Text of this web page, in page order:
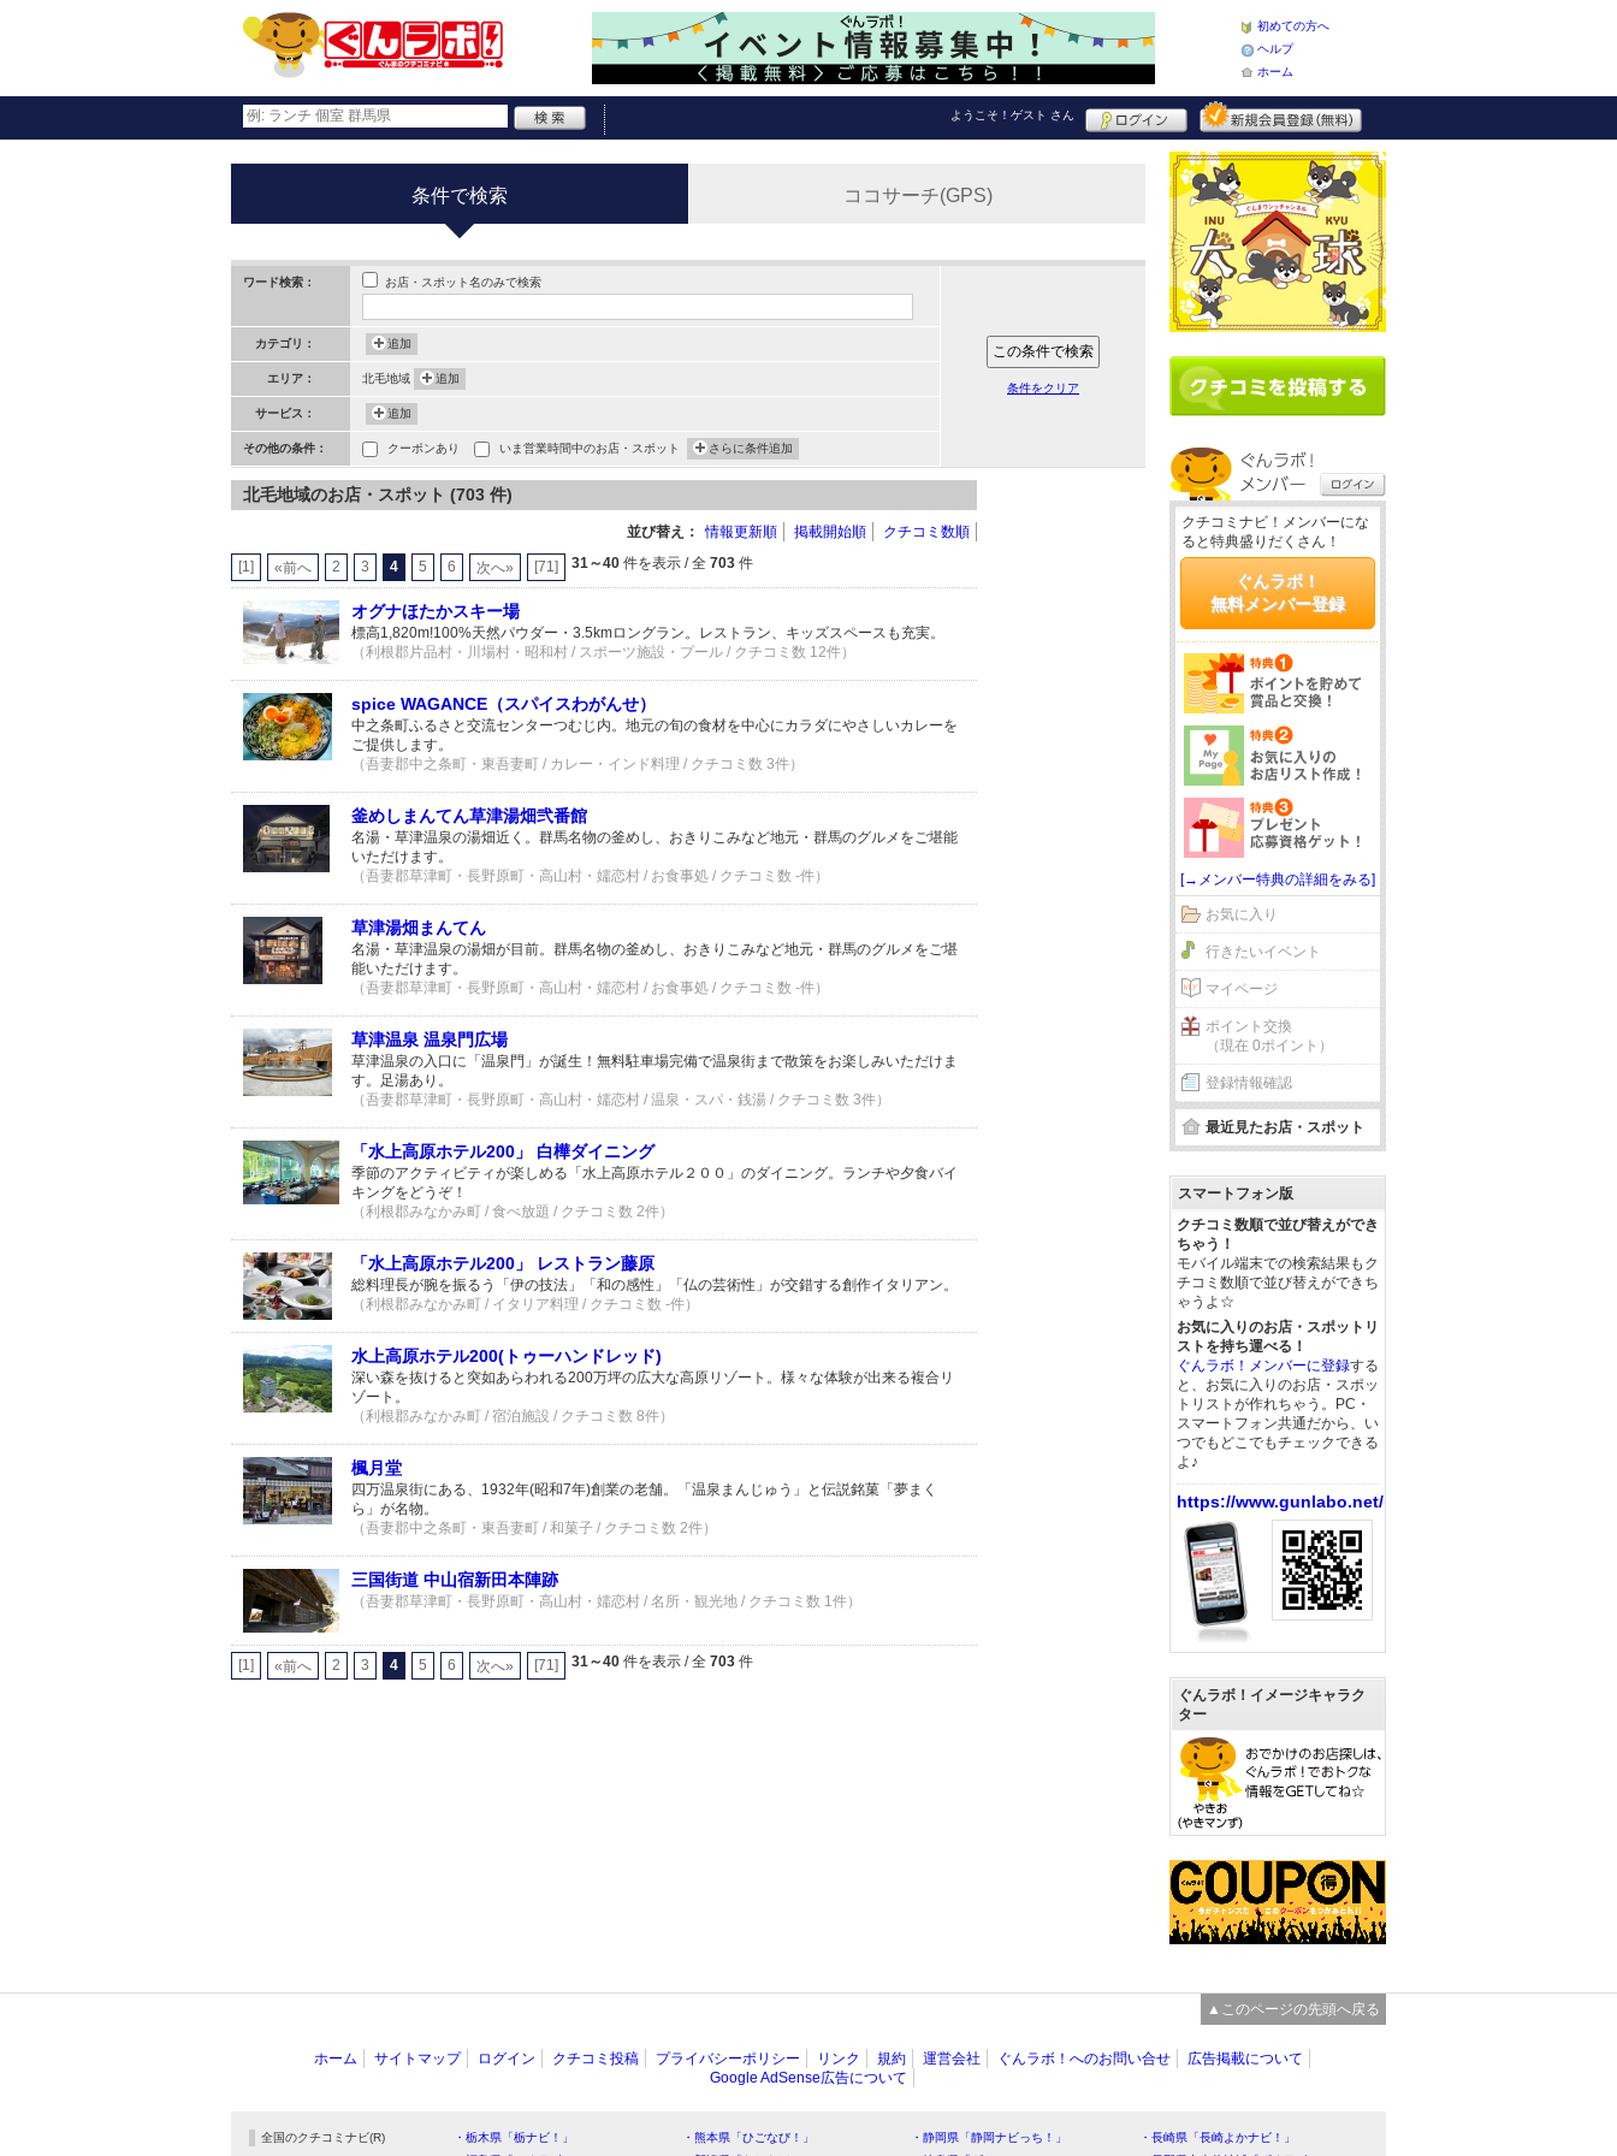
初めての方へ
ヘルプ
ホーム
ようこそ！ ゲスト さん
条件で検索 ココサーチ(GPS)
ワード検索： お店・スポット名のみで検索
カテゴリ： 追加
エリア： 北毛地域 追加
サービス： 追加
その他の条件： クーポンあり いま営業時間中のお店・スポット さらに条件追加
条件をクリア
北毛地域のお店・スポット (703 件)
並び替え： 情報更新順 掲載開始順 クチコミ数順
[1] «前へ 2 3 4 5 6 次へ» [71] 31～40 件を表示 / 全 703 件
オグナほたかスキー場
標高1,820m!100%天然パウダー・3.5kmロングラン。レストラン、キッズスペースも充実。
（利根郡片品村・川場村・昭和村 / スポーツ施設・プール / クチコミ数 12件）
spice WAGANCE（スパイスわがんせ）
中之条町ふるさと交流センターつむじ内。地元の旬の食材を中心にカラダにやさしいカレーを
ご提供します。
（吾妻郡中之条町・東吾妻町 / カレー・インド料理 / クチコミ数 3件）
釜めしまんてん草津湯畑弐番館
名湯・草津温泉の湯畑近く。群馬名物の釜めし、おきりこみなど地元・群馬のグルメをご堪能
いただけます。
（吾妻郡草津町・長野原町・高山村・嬬恋村 / お食事処 / クチコミ数 -件）
草津湯畑まんてん
名湯・草津温泉の湯畑が目前。群馬名物の釜めし、おきりこみなど地元・群馬のグルメをご堪
能いただけます。
（吾妻郡草津町・長野原町・高山村・嬬恋村 / お食事処 / クチコミ数 -件）
草津温泉 温泉門広場
草津温泉の入口に「温泉門」が誕生！無料駐車場完備で温泉街まで散策をお楽しみいただけま
す。足湯あり。
（吾妻郡草津町・長野原町・高山村・嬬恋村 / 温泉・スパ・銭湯 / クチコミ数 3件）
「水上高原ホテル200」 白樺ダイニング
季節のアクティビティが楽しめる「水上高原ホテル２００」のダイニング。ランチや夕食バイ
キングをどうぞ！
（利根郡みなかみ町 / 食べ放題 / クチコミ数 2件）
「水上高原ホテル200」 レストラン藤原
総料理長が腕を振るう「伊の技法」「和の感性」「仏の芸術性」が交錯する創作イタリアン。
（利根郡みなかみ町 / イタリア料理 / クチコミ数 -件）
水上高原ホテル200(トゥーハンドレッド)
深い森を抜けると突如あらわれる200万坪の広大な高原リゾート。様々な体験が出来る複合リ
ゾート。
（利根郡みなかみ町 / 宿泊施設 / クチコミ数 8件）
楓月堂
四万温泉街にある、1932年(昭和7年)創業の老舗。「温泉まんじゅう」と伝説銘菓「夢まく
ら」が名物。
（吾妻郡中之条町・東吾妻町 / 和菓子 / クチコミ数 2件）
三国街道 中山宿新田本陣跡
（吾妻郡草津町・長野原町・高山村・嬬恋村 / 名所・観光地 / クチコミ数 1件）
[1] «前へ 2 3 4 5 6 次へ» [71] 31～40 件を表示 / 全 703 件
クチコミナビ！メンバーにな
ると特典盛りだくさん！
ぐんラボ！
無料メンバー登録
[→メンバー特典の詳細をみる]
お気に入り
行きたいイベント
マイページ
ポイント交換
（現在 0ポイント）
登録情報確認
最近見たお店・スポット
スマートフォン版
クチコミ数順で並び替えができ
ちゃう！
モバイル端末での検索結果もク
チコミ数順で並び替えができち
ゃうよ☆
お気に入りのお店・スポットリ
ストを持ち運べる！
ぐんラボ！メンバーに登録する
と、お気に入りのお店・スポッ
トリストが作れちゃう。PC・
スマートフォン共通だから、い
つでもどこでもチェックできる
よ♪
https://www.gunlabo.net/
ぐんラボ！イメージキャラク
ター
▲このページの先頭へ戻る
ホーム サイトマップ ログイン クチコミ投稿 プライバシーポリシー リンク 規約 運営会社 ぐんラボ！へのお問い合せ
広告掲載について
Google AdSense広告について
全国のクチコミナビ(R) ・栃木県「栃ナビ！」 ・熊本県「ひごなび！」 ・静岡県「静岡ナビっち！」
・長崎県「長崎よかナビ！」